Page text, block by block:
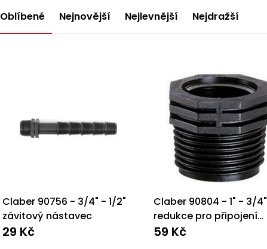
Oblíbené Nejnovější Nejlevnější Nejdražší
Claber 90756 - 3/4" - 1/2"
závitový nástavec
29 Kč
Claber 90804 - 1" - 3/4"
redukce pro připojení
90894 - 2 ks
59 Kč